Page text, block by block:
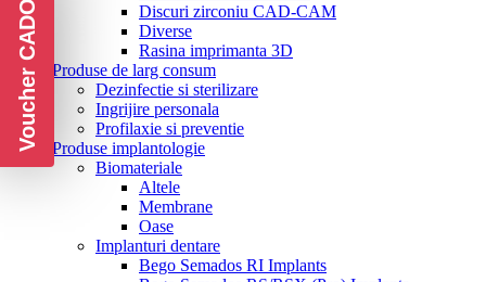
Discuri zirconiu CAD-CAM
Diverse
Rasina imprimanta 3D
Produse de larg consum
Dezinfectie si sterilizare
Ingrijire personala
Profilaxie si preventie
Produse implantologie
Biomateriale
Altele
Membrane
Oase
Implanturi dentare
Bego Semados RI Implants
Voucher CADOU